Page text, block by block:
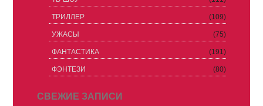
ТРИЛЛЕР (109)
УЖАСЫ (75)
ФАНТАСТИКА (191)
ФЭНТЕЗИ (80)
СВЕЖИЕ ЗАПИСИ